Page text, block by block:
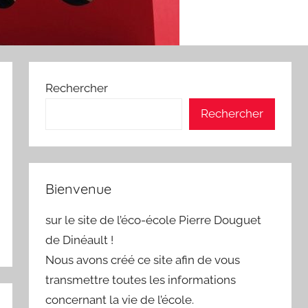
Rechercher
Rechercher
Bienvenue
sur le site de l’éco-école Pierre Douguet
de Dinéault !
Nous avons créé ce site afin de vous
transmettre toutes les informations
concernant la vie de l’école.